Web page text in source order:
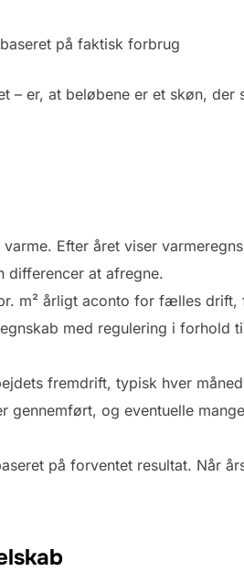
på faktisk forbrug
– er, at beløbene er et skøn, der
Efter året viser
differencer at afregne.
m² årligt aconto for fælles drift,
med regulering i forhold
fremdrift, typisk hver
gennemført, og eventuelle
på forventet resultat. Når